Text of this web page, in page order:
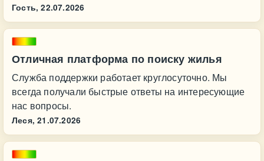
Гость, 22.07.2026
Отличная платформа по поиску жилья
Служба поддержки работает круглосуточно. Мы
всегда получали быстрые ответы на интересующие
нас вопросы.
Леся, 21.07.2026